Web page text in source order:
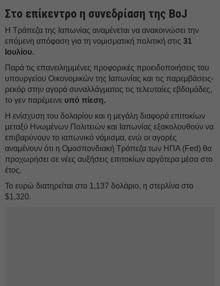
Στο επίκεντρο η συνεδρίαση της BoJ
Η Τράπεζα της Ιαπωνίας αναμένεται να ανακοινώσει την
επόμενη απόφαση για τη νομισματική πολιτική στις 31
Ιουλίου.
Παρά τις επανειλημμένες προφορικές προειδοποιήσεις του
υπουργείου Οικονομικών της Ιαπωνίας και τις παρεμβάσεις-
ρεκόρ στην αγορά συναλλάγματος τις τελευταίες εβδομάδες,
το γεν παρέμεινε υπό πίεση.
Η ενίσχυση του δολαρίου και η μεγάλη διαφορά επιτοκίων
μεταξύ Ηνωμένων Πολιτειών και Ιαπωνίας εξακολουθούν να
επιβαρύνουν το ιαπωνικό νόμισμα, ενώ οι αγορές
αναμένουν ότι η Ομοσπονδιακή Τράπεζα των ΗΠΑ (Fed) θα
προχωρήσει σε νέες αυξήσεις επιτοκίων αργότερα μέσα στο
έτος.
Το ευρώ διατηρείται στο 1,137 δολάριο, η στερλίνα στο
$1,320.